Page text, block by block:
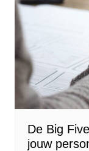
De Big
jouw